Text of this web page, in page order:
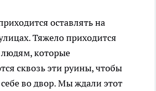
оставлять на
Тяжело приходится
которые
сквозь эти руины, чтобы
во двор. Мы ждали этот